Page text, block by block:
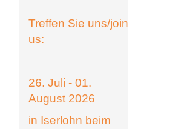
Treffen Sie uns/join
us:
26. Juli - 01.
August 2026
in Iserlohn beim